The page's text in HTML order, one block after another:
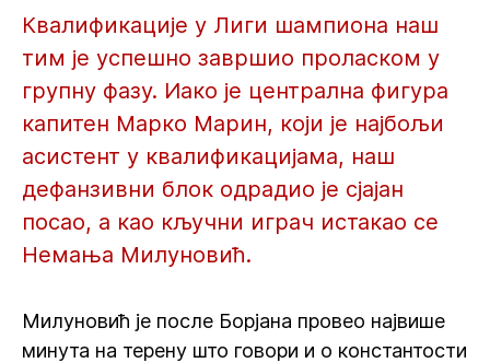
Квалификације у Лиги шампиона наш
тим је успешно завршио проласком у
групну фазу. Иако је централна фигура
капитен Марко Марин, који је најбољи
асистент у квалификацијама, наш
дефанзивни блок одрадио је сјајан
посао, а као кључни играч истакао се
Немања Милуновић.
Милуновић је после Борјана провео највише
минута на терену што говори и о константости